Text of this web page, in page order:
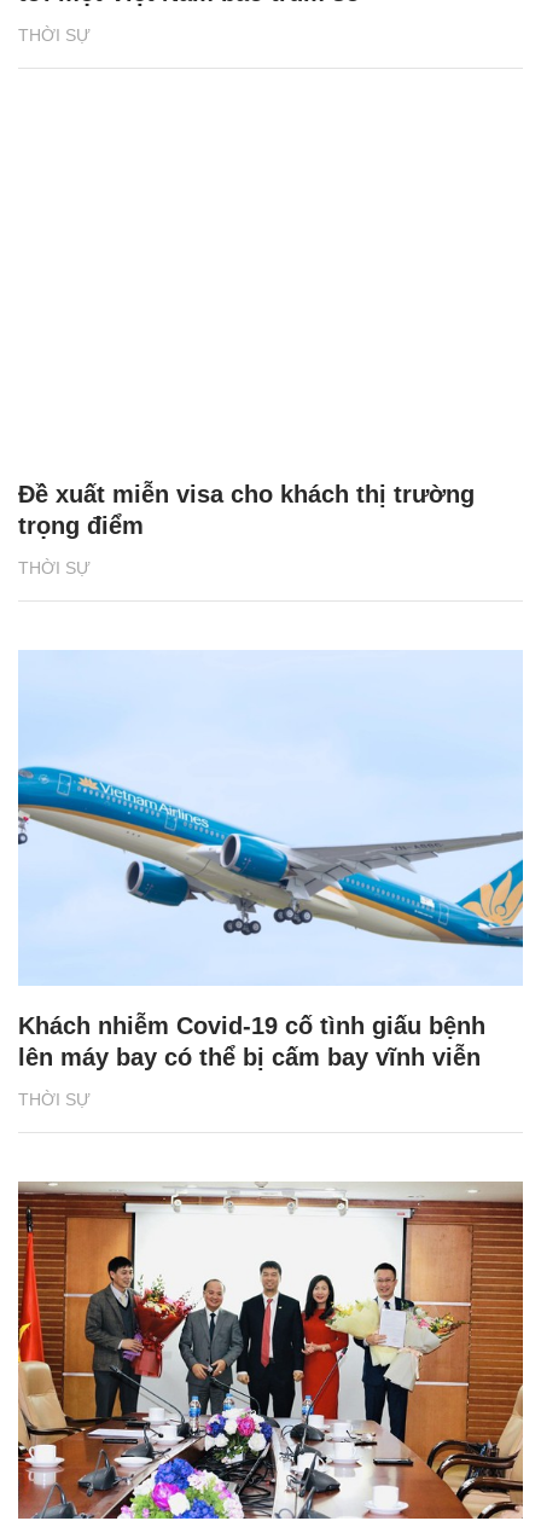
THỜI SỰ
THỜI SỰ
Đề xuất miễn visa cho khách thị trường
trọng điểm
THỜI SỰ
Khách nhiễm Covid-19 cố tình giấu bệnh
lên máy bay có thể bị cấm bay vĩnh viễn